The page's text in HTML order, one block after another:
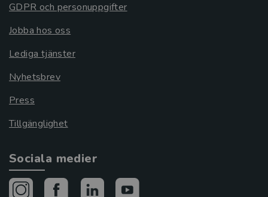
GDPR och personuppgifter
Jobba hos oss
Lediga tjänster
Nyhetsbrev
Press
Tillgänglighet
Sociala medier